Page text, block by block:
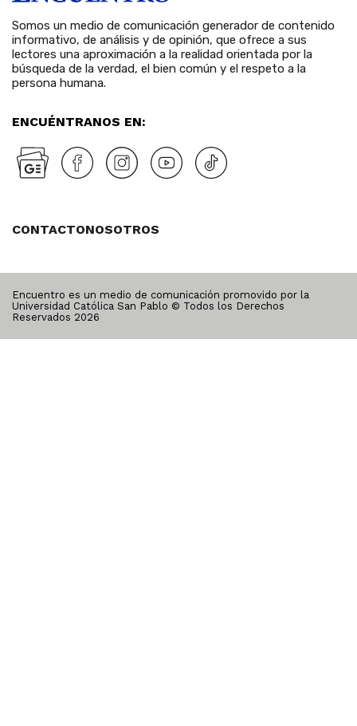
Somos un medio de comunicación generador de contenido
informativo, de análisis y de opinión, que ofrece a sus
lectores una aproximación a la realidad orientada por la
búsqueda de la verdad, el bien común y el respeto a la
persona humana.
ENCUÉNTRANOS EN:
CONTACTONOSOTROS
Encuentro es un medio de comunicación promovido por la
Universidad Católica San Pablo © Todos los Derechos
Reservados 2026